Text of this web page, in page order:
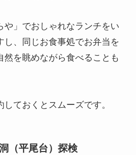
や」でおしゃれなランチをい
し、同じお食事処でお弁当を
然を眺めながら食べることも
ておくとスムーズです。
（平尾台）探検